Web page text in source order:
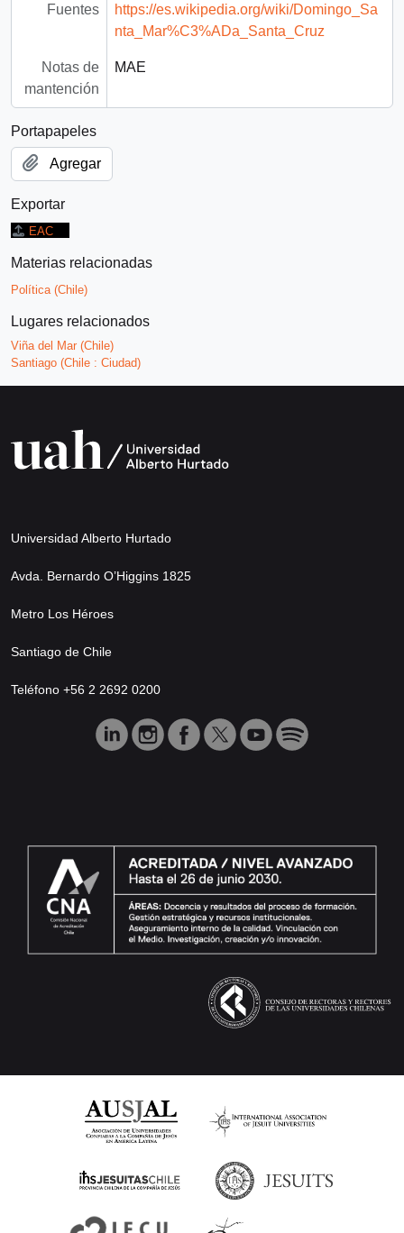
Fuentes
https://es.wikipedia.org/wiki/Domingo_Sa
nta_Mar%C3%ADa_Santa_Cruz
Notas de
mantención
MAE
Portapapeles
Agregar
Exportar
EAC
Materias relacionadas
Política (Chile)
Lugares relacionados
Viña del Mar (Chile)
Santiago (Chile : Ciudad)
Universidad Alberto Hurtado
Avda. Bernardo O’Higgins 1825
Metro Los Héroes
Santiago de Chile
Teléfono +56 2 2692 0200